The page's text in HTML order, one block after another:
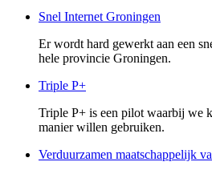
Snel Internet Groningen
Er wordt hard gewerkt aan een
hele provincie Groningen.
Triple P+
Triple P+ is een pilot waarbij we
manier willen gebruiken.
Verduurzamen maatschappelijk